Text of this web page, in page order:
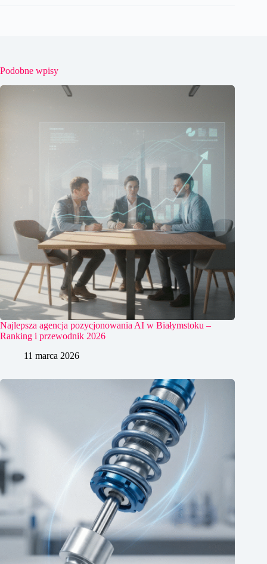
Podobne wpisy
Najlepsza agencja pozycjonowania AI w Białymstoku –
Ranking i przewodnik 2026
11 marca 2026